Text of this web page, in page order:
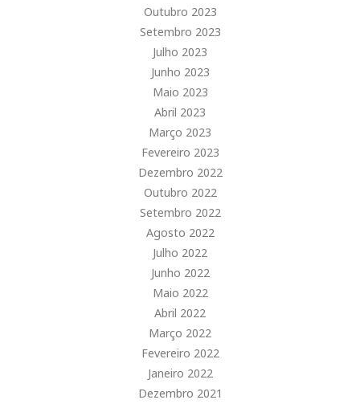
Outubro 2023
Setembro 2023
Julho 2023
Junho 2023
Maio 2023
Abril 2023
Março 2023
Fevereiro 2023
Dezembro 2022
Outubro 2022
Setembro 2022
Agosto 2022
Julho 2022
Junho 2022
Maio 2022
Abril 2022
Março 2022
Fevereiro 2022
Janeiro 2022
Dezembro 2021